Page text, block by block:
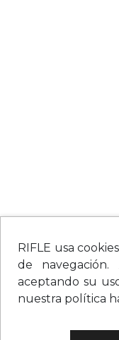
RIFLE usa
de
aceptando su
nuestra política